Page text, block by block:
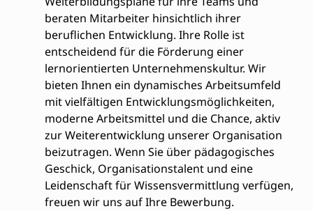
beraten Mitarbeiter hinsichtlich ihrer
beruflichen Entwicklung. Ihre Rolle ist
entscheidend für die Förderung einer
lernorientierten Unternehmenskultur. Wir
bieten Ihnen ein dynamisches Arbeitsumfeld
mit vielfältigen Entwicklungsmöglichkeiten,
moderne Arbeitsmittel und die Chance, aktiv
zur Weiterentwicklung unserer Organisation
beizutragen. Wenn Sie über pädagogisches
Geschick, Organisationstalent und eine
Leidenschaft für Wissensvermittlung verfügen,
freuen wir uns auf Ihre Bewerbung.